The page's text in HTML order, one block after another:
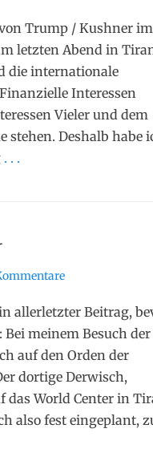
Trump / Kushner im
letzten Abend in
die internationale
Interessen
Vieler und dem
stehen. Deshalb habe
. . .
allerletzter Beitrag,
meinem Besuch der
auf den Orden der
dortige Derwisch,
World Center in
also fest eingeplant,